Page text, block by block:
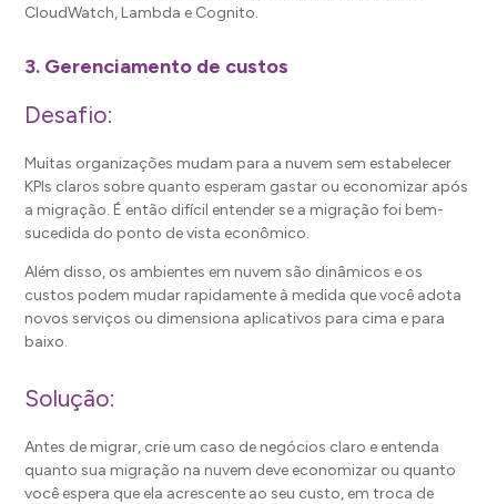
CloudWatch, Lambda e Cognito.
3. Gerenciamento de custos
Desafio:
Muitas organizações mudam para a nuvem sem estabelecer
KPIs claros sobre quanto esperam gastar ou economizar após
a migração. É então difícil entender se a migração foi bem-
sucedida do ponto de vista econômico.
Além disso, os ambientes em nuvem são dinâmicos e os
custos podem mudar rapidamente à medida que você adota
novos serviços ou dimensiona aplicativos para cima e para
baixo.
Solução:
Antes de migrar, crie um caso de negócios claro e entenda
quanto sua migração na nuvem deve economizar ou quanto
você espera que ela acrescente ao seu custo, em troca de